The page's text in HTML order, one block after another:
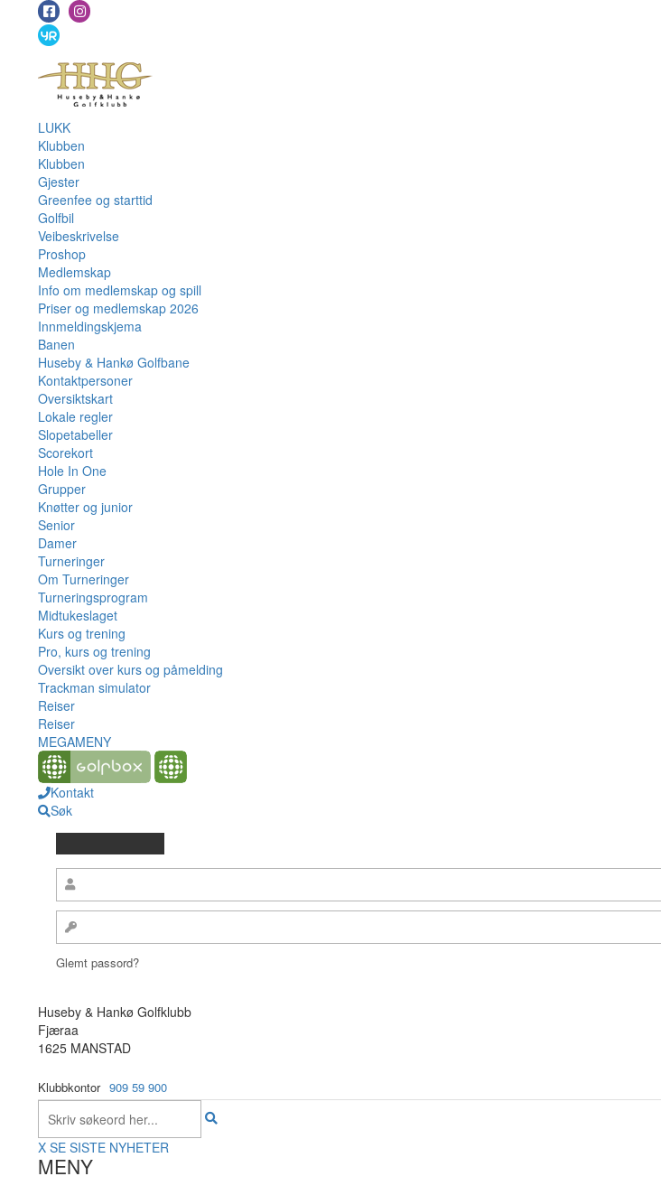
LUKK
Klubben
Klubben
Gjester
Greenfee og starttid
Golfbil
Veibeskrivelse
Proshop
Medlemskap
Info om medlemskap og spill
Priser og medlemskap 2026
Innmeldingskjema
Banen
Huseby & Hankø Golfbane
Kontaktpersoner
Oversiktskart
Lokale regler
Slopetabeller
Scorekort
Hole In One
Grupper
Knøtter og junior
Senior
Damer
Turneringer
Om Turneringer
Turneringsprogram
Midtukeslaget
Kurs og trening
Pro, kurs og trening
Oversikt over kurs og påmelding
Trackman simulator
Reiser
Reiser
MEGAMENY
Kontakt
Søk
Glemt passord?
Huseby & Hankø Golfklubb
Fjæraa
1625 MANSTAD
Klubbkontor 909 59 900
X SE SISTE NYHETER
MENY